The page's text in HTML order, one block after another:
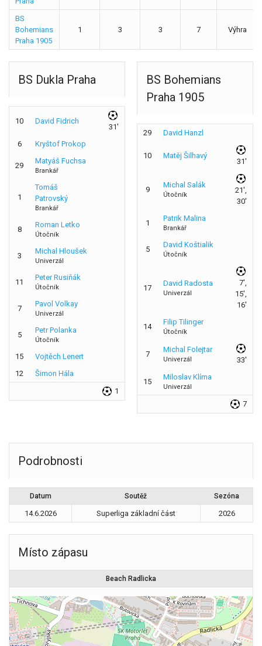
BS
Bohemians
Praha 1905
1 3 3 7 Výhra
BS Dukla Praha
10 David Fidrich
31'
6
Kryštof Prokop
29
Matyáš Fuchsa
Brankář
1
Tomáš
Patrovský
Brankář
8
Roman Letko
Útočník
3
Michal Hloušek
Univerzál
11
Peter Rusiňák
Útočník
7
Pavol Volkay
Univerzál
5
Petr Polanka
Útočník
15
Vojtěch Lenert
12
Šimon Hála
1
BS Bohemians
Praha 1905
29 David Hanzl
10 Matěj Šilhavý
31'
9
Michal Salák
Útočník
21',
30'
1
Patrik Malina
Brankář
5
David Koštialik
Útočník
17
David Radosta
Univerzál
7',
15',
16'
14
Filip Tilinger
Útočník
7
Michal Folejtar
Univerzál 33'
15
Miloslav Klíma
Univerzál
7
Podrobnosti
Datum Soutěž Sezóna
14.6.2026 Superliga základní část 2026
Místo zápasu
Beach Radlicka